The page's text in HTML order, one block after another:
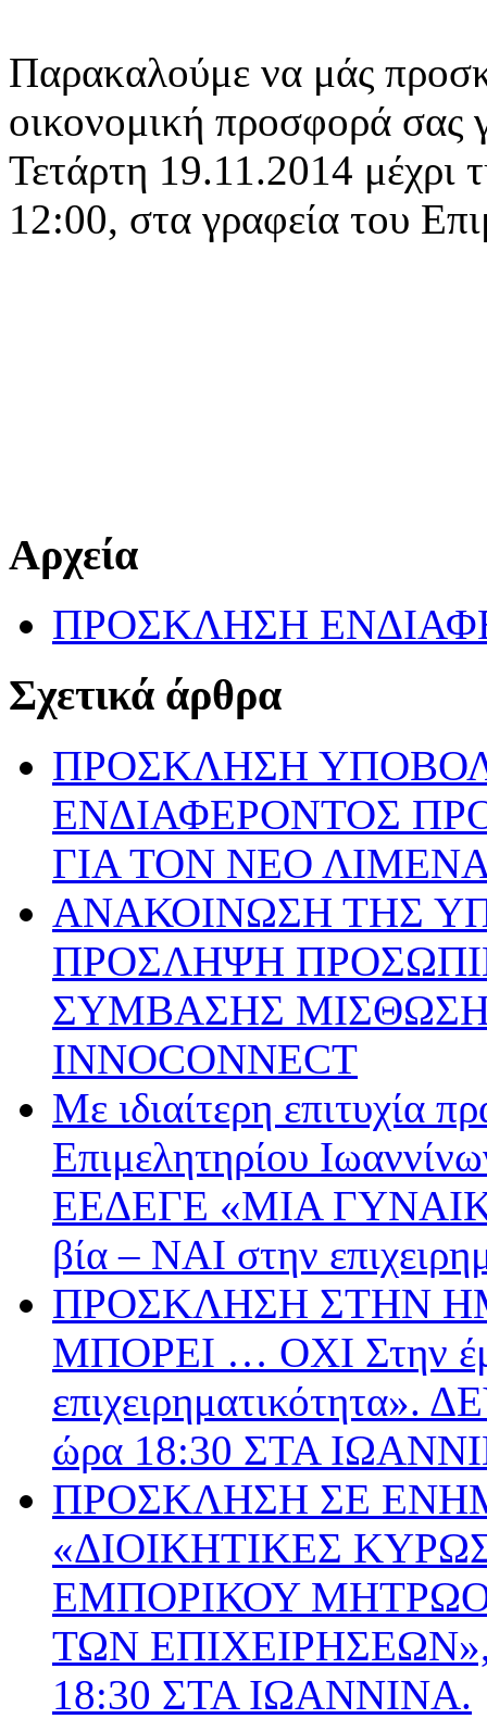
Παρακαλούμε να μάς
οικονομική προσφορά σας
Τετάρτη 19.11.2014 μέχρι
12:00, στα γραφεία του
Αρχεία
ΠΡΟΣΚΛΗΣΗ
Σχετικά άρθρα
ΠΡΟΣΚΛΗΣΗ
ΕΝΔΙΑΦΕΡΟΝΤΟΣ
ΓΙΑ ΤΟΝ ΝΕΟ
ΑΝΑΚΟΙΝΩΣΗ ΤΗΣ
ΠΡΟΣΛΗΨΗ
ΣΥΜΒΑΣΗΣ
INNOCONNECT
Με ιδιαίτερη επιτυχία
Επιμελητηρίου
ΕΕΔΕΓΕ «ΜΙΑ
βία – ΝΑΙ στην
ΠΡΟΣΚΛΗΣΗ ΣΤΗΝ
ΜΠΟΡΕΙ … ΟΧΙ Στην
ώρα 18:30 ΣΤΑ
ΠΡΟΣΚΛΗΣΗ ΣΕ
«ΔΙΟΙΚΗΤΙΚΕΣ
ΕΜΠΟΡΙΚΟΥ
ΤΩΝ
18:30 ΣΤΑ ΙΩΑΝΝΙΝΑ.